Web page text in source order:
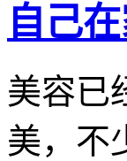
自己
美容已
美，不